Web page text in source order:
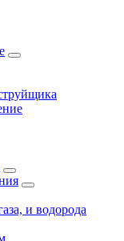
и водорода